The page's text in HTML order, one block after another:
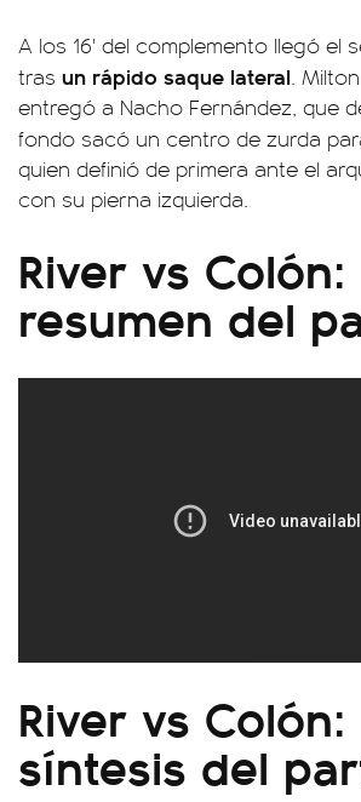
A los 16' del complemento llegó el
tras un rápido saque lateral.
entregó a Nacho Fernández, que
fondo sacó un centro de zurda
quien definió de primera ante el
con su pierna izquierda.
River vs Colón:
resumen del
River vs Colón:
síntesis del